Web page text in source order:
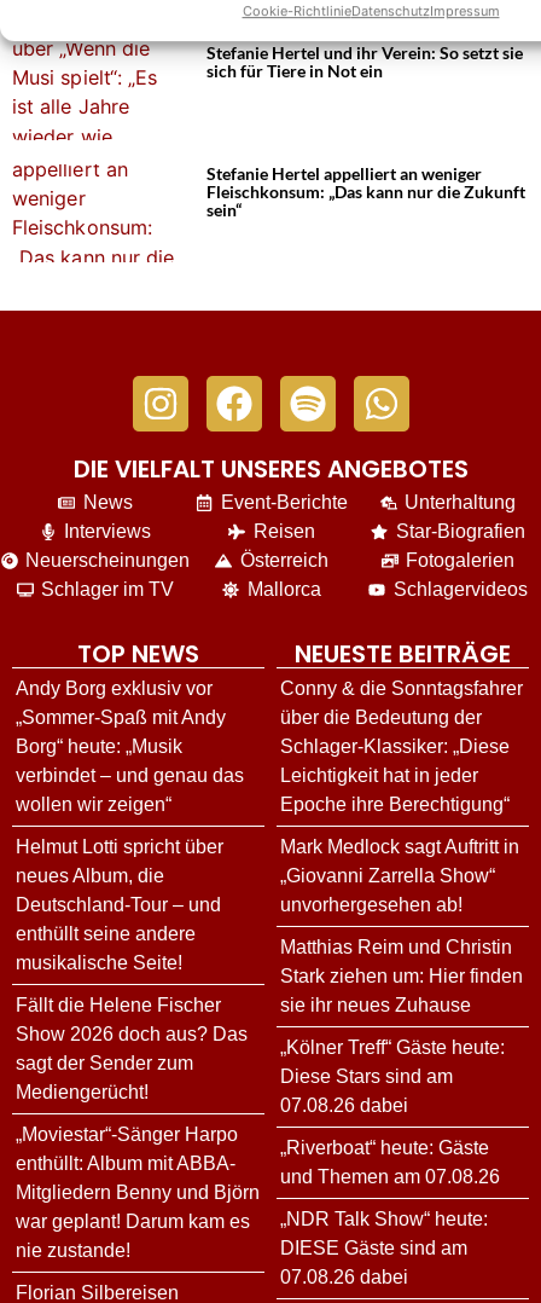
Cookie-RichtlinieDatenschutzImpressum
Stefanie Hertel und ihr Verein: So setzt sie
sich für Tiere in Not ein
Stefanie Hertel appelliert an weniger
Fleischkonsum: „Das kann nur die Zukunft
sein“
DIE VIELFALT UNSERES ANGEBOTES
News
Interviews
Neuerscheinungen
Schlager im TV
Event-Berichte
Reisen
Österreich
Mallorca
Unterhaltung
Star-Biografien
Fotogalerien
Schlagervideos
TOP NEWS
Andy Borg exklusiv vor
„Sommer-Spaß mit Andy
Borg“ heute: „Musik
verbindet – und genau das
wollen wir zeigen“
Helmut Lotti spricht über
neues Album, die
Deutschland-Tour – und
enthüllt seine andere
musikalische Seite!
Fällt die Helene Fischer
Show 2026 doch aus? Das
sagt der Sender zum
Mediengerücht!
„Moviestar“-Sänger Harpo
enthüllt: Album mit ABBA-
Mitgliedern Benny und Björn
war geplant! Darum kam es
nie zustande!
Florian Silbereisen
NEUESTE BEITRÄGE
Conny & die Sonntagsfahrer
über die Bedeutung der
Schlager-Klassiker: „Diese
Leichtigkeit hat in jeder
Epoche ihre Berechtigung“
Mark Medlock sagt Auftritt in
„Giovanni Zarrella Show“
unvorhergesehen ab!
Matthias Reim und Christin
Stark ziehen um: Hier finden
sie ihr neues Zuhause
„Kölner Treff“ Gäste heute:
Diese Stars sind am
07.08.26 dabei
„Riverboat“ heute: Gäste
und Themen am 07.08.26
„NDR Talk Show“ heute:
DIESE Gäste sind am
07.08.26 dabei